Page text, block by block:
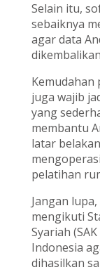
Selain itu,
sebaiknya
agar data
Kemudahan
juga wajib
yang
membantu
latar
pelatihan
Jangan
mengikuti
Syariah
Indonesia
dihasilkan